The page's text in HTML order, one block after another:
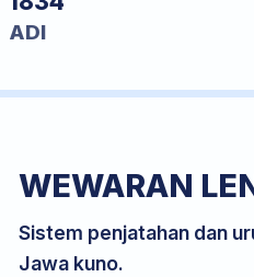
ADI
WEWARAN
Sistem penjatahan dan
Jawa kuno.